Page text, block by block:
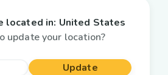
located in: United States
update your location?
Update